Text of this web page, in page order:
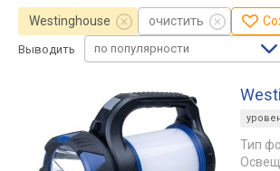
Westinghouse очистить
Выводить по популярности
Тип